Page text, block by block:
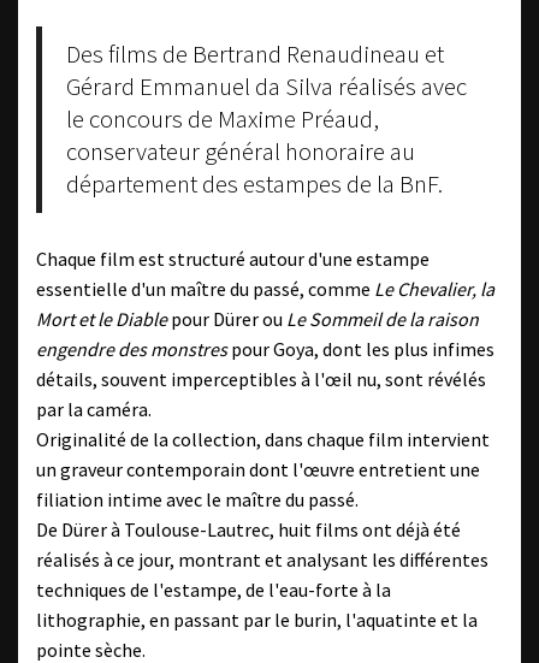
Des films de Bertrand Renaudineau et
Gérard Emmanuel da Silva réalisés avec
le concours de Maxime Préaud,
conservateur général honoraire au
département des estampes de la BnF.
Chaque film est structuré autour d'une estampe
essentielle d'un maître du passé, comme Le Chevalier, la
Mort et le Diablepour Dürer ou Le Sommeil de la raison
engendre des monstrespour Goya, dont les plus infimes
détails, souvent imperceptibles à l'œil nu, sont révélés
par la caméra.
Originalité de la collection, dans chaque film intervient
un graveur contemporain dont l'œuvre entretient une
filiation intime avec le maître du passé.
De Dürer à Toulouse-Lautrec, huit films ont déjà été
réalisés à ce jour, montrant et analysant les différentes
techniques de l'estampe, de l'eau-forte à la
lithographie, en passant par le burin, l'aquatinte et la
pointe sèche.